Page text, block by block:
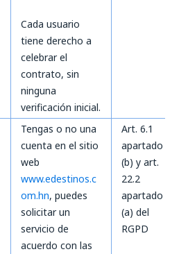
Cada usuario
tiene derecho a
celebrar el
contrato, sin
ninguna
verificación inicial.
Tengas o no una
cuenta en el sitio
web
www.edestinos.c
om.hn, puedes
solicitar un
servicio de
acuerdo con las
Art. 6.1
apartado
(b) y art.
22.2
apartado
(a) del
RGPD